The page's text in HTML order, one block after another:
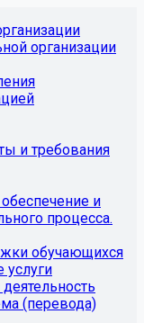
организации
и требования
и
процесса.
обучающихся
услуги
(перевода)